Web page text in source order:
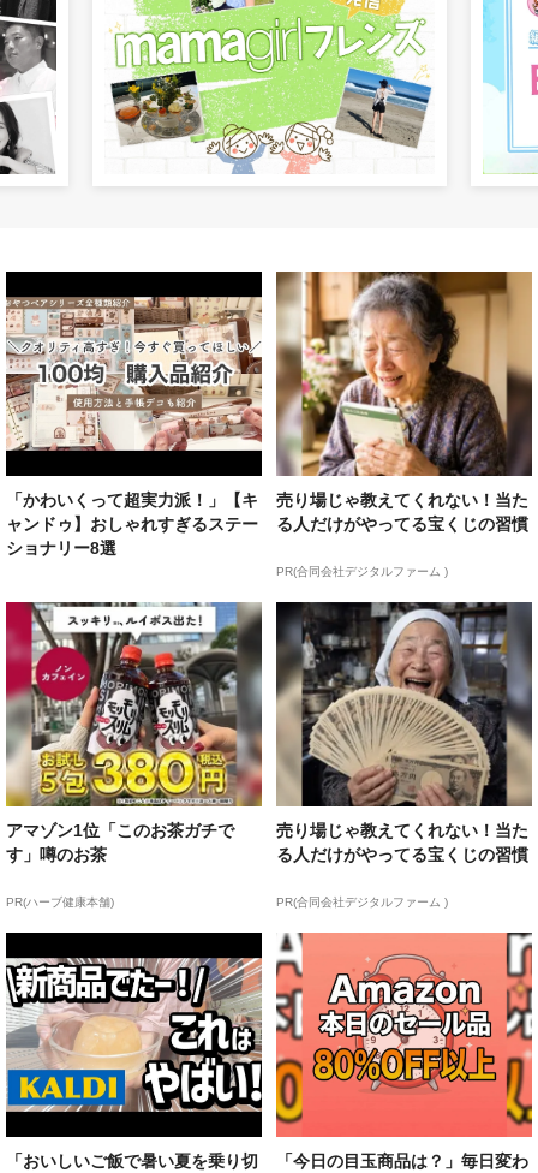
「かわいくって超実力派！」【キ
ャンドゥ】おしゃれすぎるステー
ショナリー8選
売り場じゃ教えてくれない！当た
る人だけがやってる宝くじの習慣
PR(合同会社デジタルファーム )
アマゾン1位「このお茶ガチで
す」噂のお茶
PR(ハーブ健康本舗)
売り場じゃ教えてくれない！当た
る人だけがやってる宝くじの習慣
PR(合同会社デジタルファーム )
「おいしいご飯で暑い夏を乗り切
「今日の目玉商品は？」毎日変わ